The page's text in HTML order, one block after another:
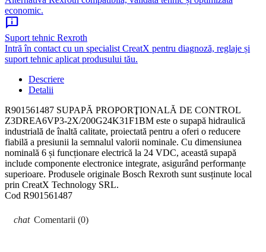
economic.
chat_info
Suport tehnic Rexroth
Intră în contact cu un specialist CreatX pentru diagnoză, reglaje și
suport tehnic aplicat produsului tău.
Descriere
Detalii
R901561487 SUPAPĂ PROPORŢIONALĂ DE CONTROL
Z3DREA6VP3-2X/200G24K31F1BM este o supapă hidraulică
industrială de înaltă calitate, proiectată pentru a oferi o reducere
fiabilă a presiunii la semnalul valorii nominale. Cu dimensiunea
nominală 6 și funcționare electrică la 24 VDC, această supapă
include componente electronice integrate, asigurând performanțe
superioare. Produsele originale Bosch Rexroth sunt susținute local
prin CreatX Technology SRL.
Cod R901561487
Comentarii (0)